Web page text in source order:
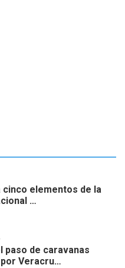
cinco elementos de la
…
paso de caravanas
Veracru…